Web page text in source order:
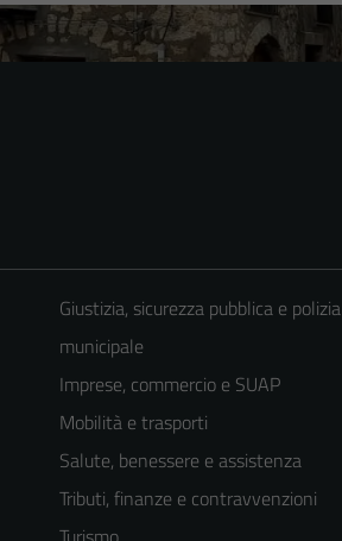
Giustizia, sicurezza pubblica e polizia
municipale
Imprese, commercio e SUAP
Mobilità e trasporti
Salute, benessere e assistenza
Tributi, finanze e contravvenzioni